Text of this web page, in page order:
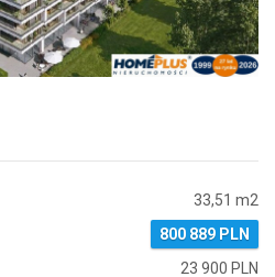
33,51 m2
800 889 PLN
23 900 PLN